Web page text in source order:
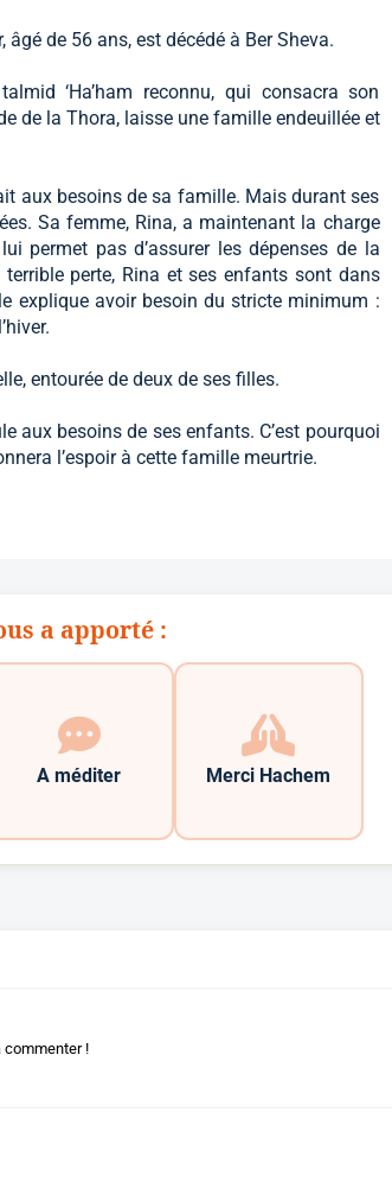
de 56 ans, est décédé à Ber Sheva.
‘Ha’ham reconnu, qui consacra son
de la Thora, laisse une famille endeuillée et
aux besoins de sa famille. Mais durant ses
Sa femme, Rina, a maintenant la charge
permet pas d’assurer les dépenses de la
perte, Rina et ses enfants sont dans
explique avoir besoin du stricte minimum :
entourée de deux de ses filles.
aux besoins de ses enfants. C’est pourquoi
l’espoir à cette famille meurtrie.
a apporté :
A méditer Merci Hachem
commenter !